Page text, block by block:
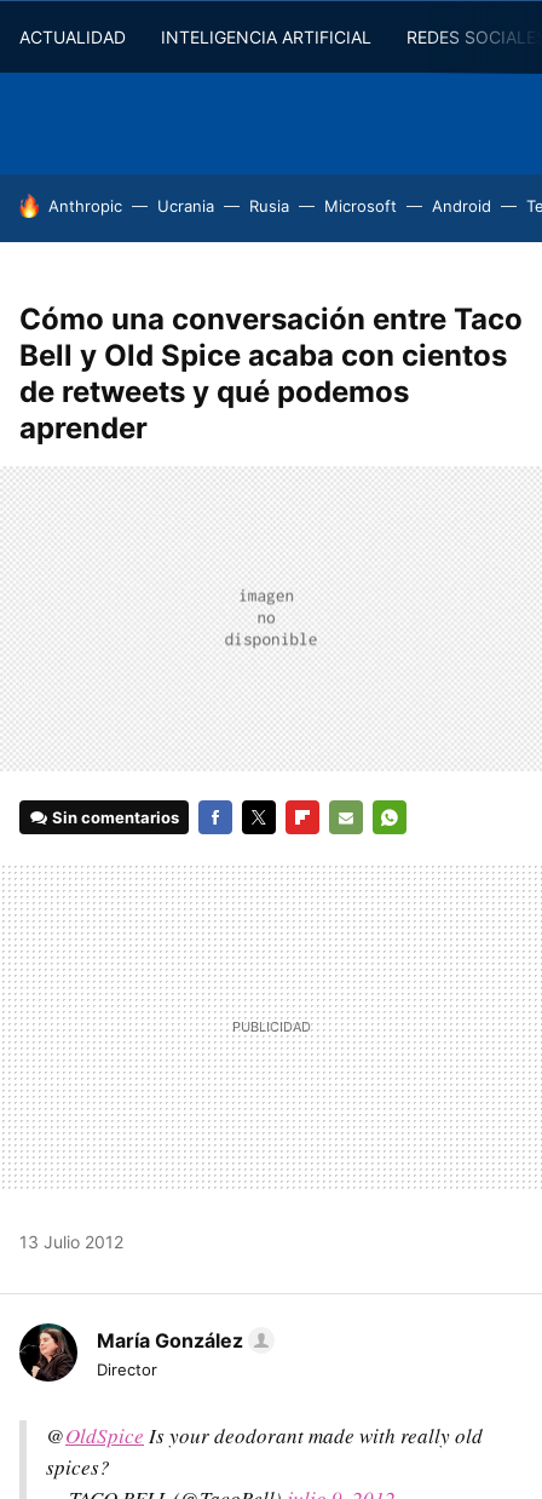
ACTUALIDAD INTELIGENCIA ARTIFICIAL REDES
HOY SE HABLA DE
Anthropic Ucrania Rusia Microsoft Android
Cómo una conversación entre Taco
Bell y Old Spice acaba con cientos
de retweets y qué podemos
aprender
Sin comentarios
MAIL
13 Julio 2012
María González
Director
@OldSpice Is your deodorant made with really old
spices?